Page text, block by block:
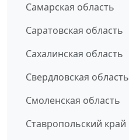
Самарская область
Саратовская область
Сахалинская область
Свердловская область
Смоленская область
Ставропольский край